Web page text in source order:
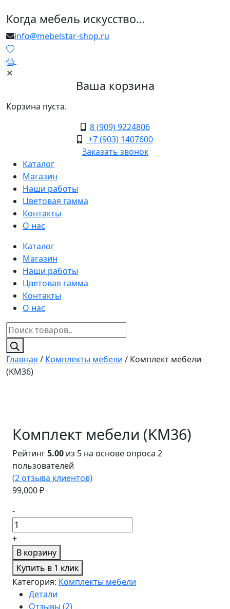
Когда мебель искусство…
info@mebelstar-shop.ru
✕
Ваша корзина
Корзина пуста.
8 (909) 9224806
+7 (903) 1407600
Заказать звонок
Каталог
Магазин
Наши работы
Цветовая гамма
Контакты
О нас
Каталог
Магазин
Наши работы
Цветовая гамма
Контакты
О нас
Поиск
товаров
Главная / Комплекты мебели / Комплект мебели
(KM36)
Комплект мебели (KM36)
Рейтинг5.00 из 5 на основе опроса 2
пользователей
(2отзыва клиентов)
99,000₽
-
+
В корзину
Купить в 1 клик
Категория: Комплекты мебели
Детали
Отзывы (2)